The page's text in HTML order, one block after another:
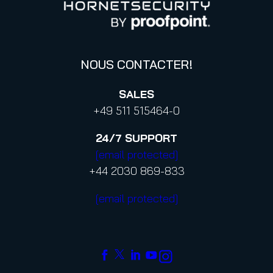
NOUS CONTACTER!
SALES
+49 511 515464-0
24/7 SUPPORT
[email protected]
+44 2030 869-833
[email protected]